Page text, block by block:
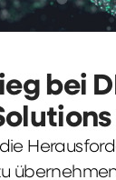
bei